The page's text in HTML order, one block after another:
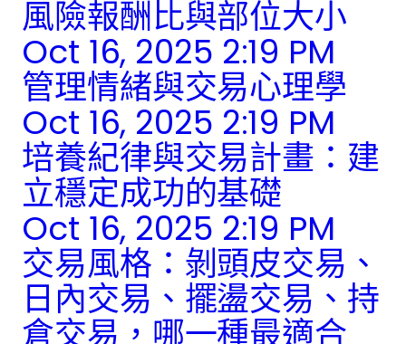
風險報酬比與部位大小
Oct 16, 2025 2:19 PM
管理情緒與交易心理學
Oct 16, 2025 2:19 PM
培養紀律與交易計畫：建
立穩定成功的基礎
Oct 16, 2025 2:19 PM
交易風格：剝頭皮交易、
日內交易、擺盪交易、持